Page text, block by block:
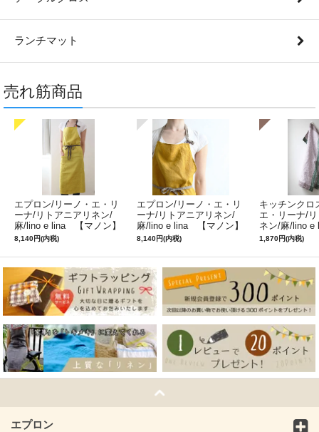
ランチマット
売れ筋商品
エプロン/リーノ・エ・リ
ーナ/リトアニアリネン/
麻/lino e lina 【マノン】
ミモザ
8,140円(内税)
エプロン/リーノ・エ・リ
ーナ/リトアニアリネン/
麻/lino e lina 【マノン】
サフランイエロー
8,140円(内税)
キッチンクロ
エ・リーナ/
ネン/麻/lino
ルフィ】パー
1,870円(内税)
エプロン